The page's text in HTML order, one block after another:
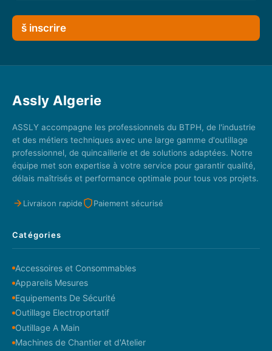
š inscrire
Assly Algerie
ASSLY accompagne les professionnels du BTPH, de l'industrie
et des métiers techniques avec une large gamme d'outillage
professionnel, de quincaillerie et de solutions adaptées. Notre
équipe met son expertise à votre service pour garantir qualité,
délais maîtrisés et performance optimale pour tous vos projets.
Livraison rapide Paiement sécurisé
Catégories
Accessoires et Consommables
Appareils Mesures
Equipements De Sécurité
Outillage Electroportatif
Outillage A Main
Machines de Chantier et d'Atelier